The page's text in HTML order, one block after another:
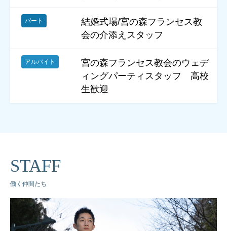
パート
結婚式場/宮の森フランセス教
会の介添えスタッフ
アルバイト
宮の森フランセス教会のウェデ
ィングパーティスタッフ 高校
生歓迎
STAFF
働く仲間たち